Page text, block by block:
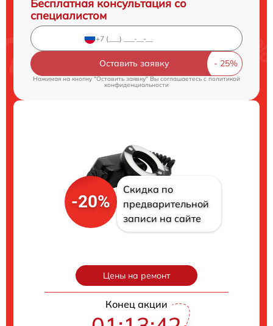
Бесплатная консультация со
специалистом
Оставить заявку
Нажимая на кнопку "Оставить заявку" Вы соглашаетесь cполитикой
конфиденциальности
-20%
Скидка по
предварительной
записи на сайте
Цены на ремонт
Конец акции